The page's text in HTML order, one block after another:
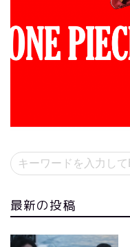
最新の投稿